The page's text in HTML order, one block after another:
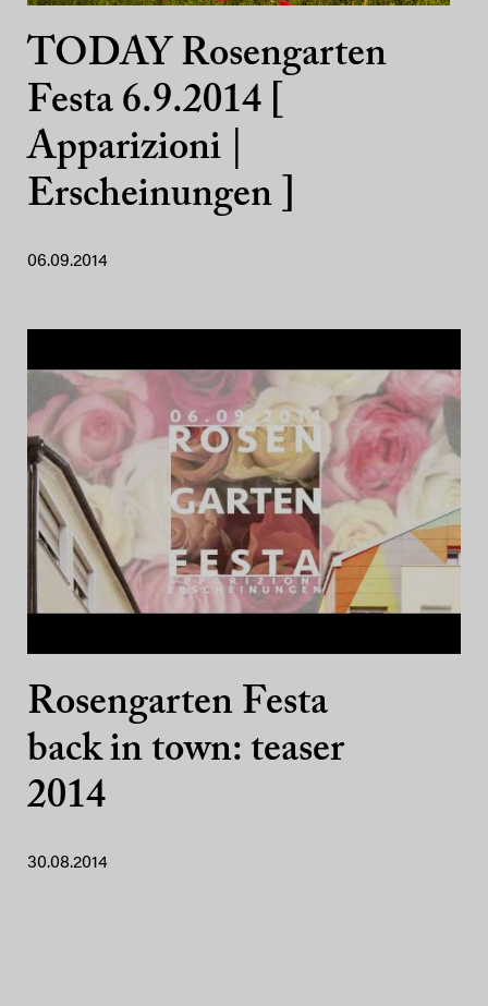
TODAY Rosengarten
Festa 6.9.2014 [
Apparizioni |
Erscheinungen ]
06.09.2014
Rosengarten Festa
back in town: teaser
2014
30.08.2014